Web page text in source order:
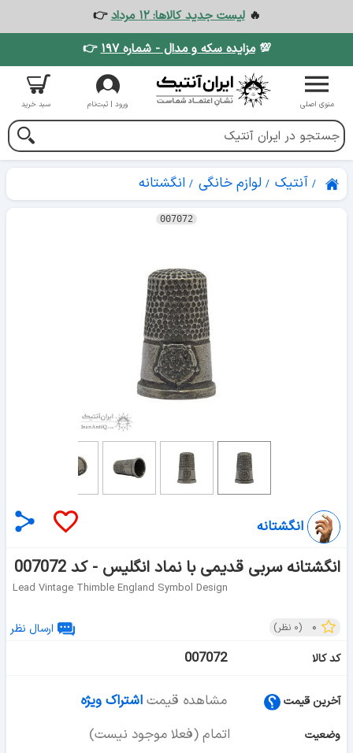
🔥لیست جدید کالاها: ۱۲ مرداد
👉
💯مزایده سکه و مدال - شماره ۱۹۷ 👉
منوی اصلی ورود | ثبت‌نام سبد خرید
آنتیک لوازم خانگی انگشتانه
007072
انگشتانه
انگشتانه سربی قدیمی با نماد انگلیس - کد 007072
Lead Vintage Thimble England Symbol Design
۰ (۰ نظر)
ارسال نظر
کد کالا
007072
آخرین قیمت مشاهده قیمت اشتراک ویژه
وضعیت اتمام (فعلا موجود نیست)